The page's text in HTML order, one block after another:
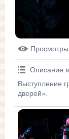
Просмотры
Описание
Выступление
дверей».